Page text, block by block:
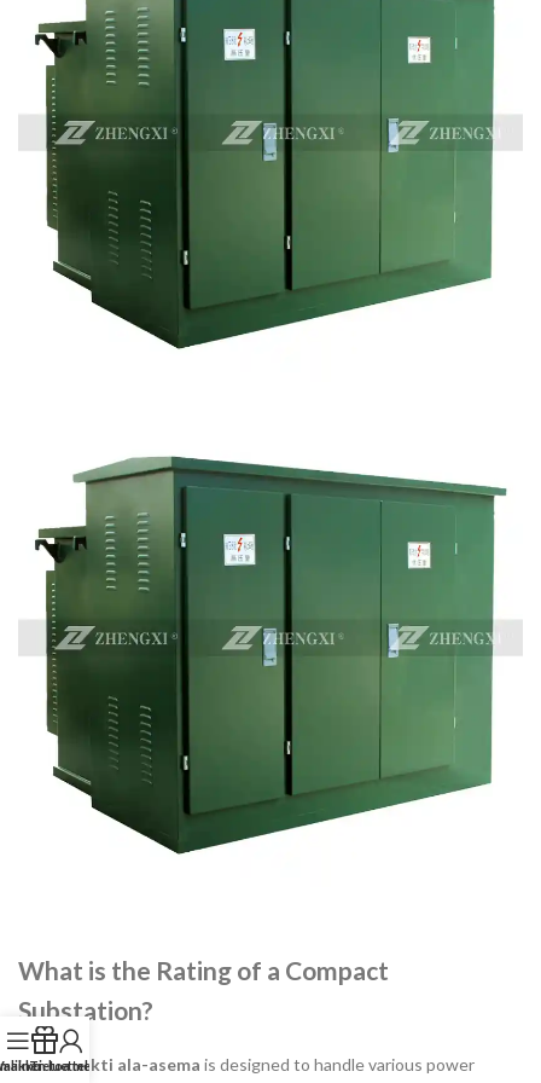
What is the Rating of a Compact
Substation?
AKompakti ala-asema is designed to handle various power
luettelo
Tietoa meistä